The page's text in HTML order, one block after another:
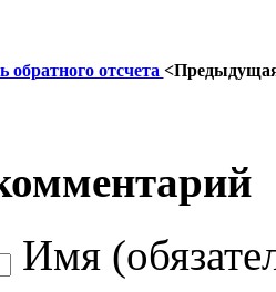
обратного отсчета
Имя